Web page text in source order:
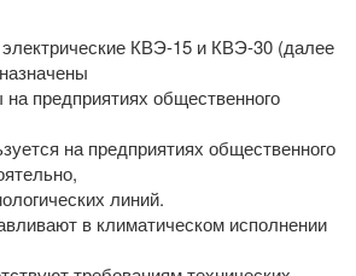
КВЭ-15 и КВЭ-30 (далее
предприятиях общественного
на предприятиях общественного
линий.
в климатическом исполнении